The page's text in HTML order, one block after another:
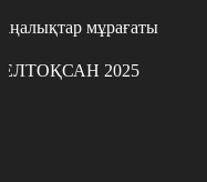
мұрағаты
2025